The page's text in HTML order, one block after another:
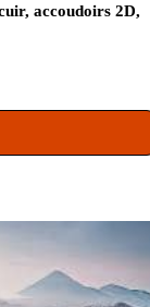
accoudoirs 2D,